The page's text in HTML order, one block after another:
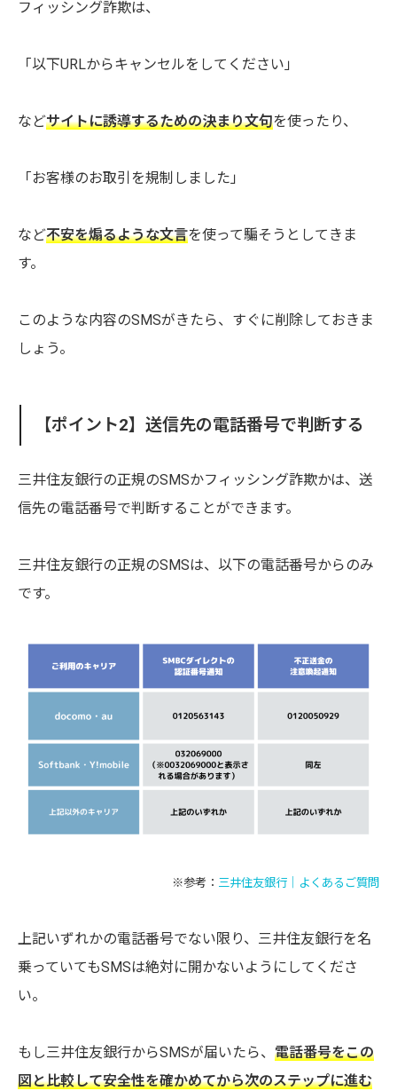
フィッシング詐欺は、
「以下URLからキャンセルをしてください」
などサイトに誘導するための決まり文句を使ったり、
「お客様のお取引を規制しました」
など不安を煽るような文言を使って騙そうとしてきま
す。
このような内容のSMSがきたら、すぐに削除しておきま
しょう。
【ポイント2】送信先の電話番号で判断する
三井住友銀行の正規のSMSかフィッシング詐欺かは、送
信先の電話番号で判断することができます。
三井住友銀行の正規のSMSは、以下の電話番号からのみ
です。
※参考： 三井住友銀行｜よくあるご質問
上記いずれかの電話番号でない限り、三井住友銀行を名
乗っていてもSMSは絶対に開かないようにしてくださ
い。
もし三井住友銀行からSMSが届いたら、 電話番号をこの
図と比較して安全性を確かめてから次のステップに進む